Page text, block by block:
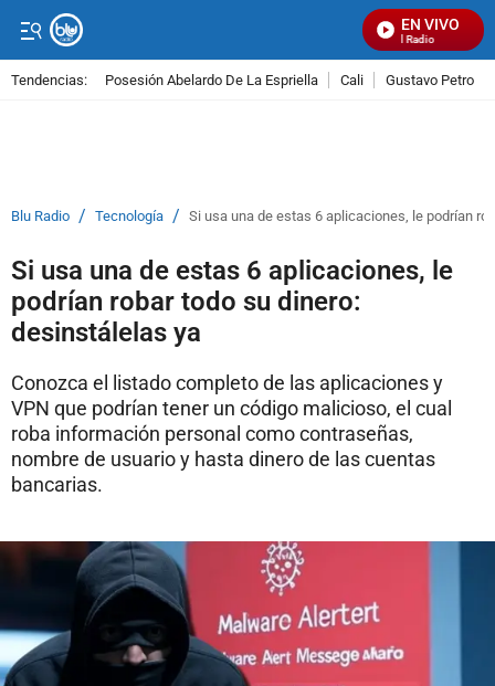
EN VIVO
Señal Visual Radio
Tendencias: Posesión Abelardo De La Espriella Cali Gustavo Petro
Blu Radio / Tecnología / Si usa una de estas 6 aplicaciones, le podrían
Si usa una de estas 6 aplicaciones, le
podrían robar todo su dinero:
desinstálelas ya
Conozca el listado completo de las aplicaciones y
VPN que podrían tener un código malicioso, el cual
roba información personal como contraseñas,
nombre de usuario y hasta dinero de las cuentas
bancarias.